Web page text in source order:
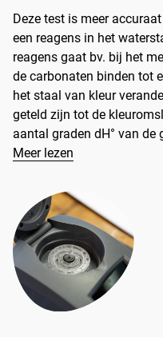
Deze test is meer
een reagens in het
reagens gaat bv. bij het
de carbonaten binden tot
het staal van kleur
geteld zijn tot de
aantal graden dH° van de
Meer lezen